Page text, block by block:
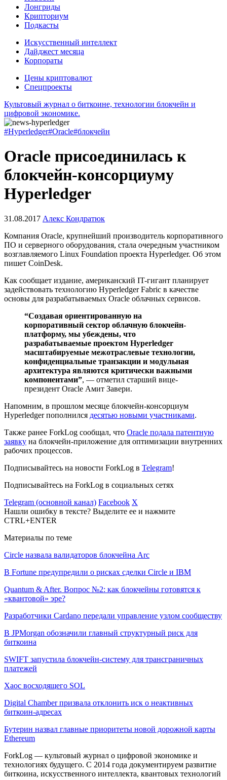
Лонгриды
Крипториум
Подкасты
Искусственный интеллект
Дайджест месяца
Корпораты
Цены криптовалют
Спецпроекты
Культовый журнал о биткоине, технологии блокчейн и
цифровой экономике.
#Hyperledger#Oracle#блокчейн
Oracle присоединилась к
блокчейн-консорциуму
Hyperledger
31.08.2017 Алекс Кондратюк
Компания Oracle, крупнейший производитель корпоративного
ПО и серверного оборудования, стала очередным участником
возглавляемого Linux Foundation проекта Hyperledger. Об этом
пишет CoinDesk.
Как сообщает издание, американский IT-гигант планирует
задействовать технологию Hyperledger Fabric в качестве
основы для разрабатываемых Oracle облачных сервисов.
“Создавая ориентированную на
корпоративный сектор облачную блокчейн-
платформу, мы убеждены, что
разрабатываемые проектом Hyperledger
масштабируемые межотраслевые технологии,
конфиденциальные транзакции и модульная
архитектура являются критически важными
компонентами”, — отметил старший вице-
президент Oracle Амит Завери.
Напомним, в прошлом месяце блокчейн-консорциум
Hyperledger пополнился десятью новыми участниками.
Также ранее ForkLog сообщал, что Oracle подала патентную
заявку на блокчейн-приложение для оптимизации внутренних
рабочих процессов.
Подписывайтесь на новости ForkLog в Telegram!
Подписывайтесь на ForkLog в социальных сетях
Telegram (основной канал) Facebook X
Нашли ошибку в тексте? Выделите ее и нажмите
CTRL+ENTER
Материалы по теме
Circle назвала валидаторов блокчейна Arc
В Fortune предупредили о рисках сделки Circle и IBM
Quantum & After. Вопрос №2: как блокчейны готовятся к
«квантовой» эре?
Разработчики Cardano передали управление узлом сообществу
В JPMorgan обозначили главный структурный риск для
биткоина
SWIFT запустила блокчейн-систему для трансграничных
платежей
Хаос восходящего SOL
Digital Chamber призвала отклонить иск о неактивных
биткоин-адресах
Бутерин назвал главные приоритеты новой дорожной карты
Ethereum
ForkLog — культовый журнал о цифровой экономике и
технологиях будущего. С 2014 года документируем развитие
биткоина, искусственного интеллекта, квантовых технологий